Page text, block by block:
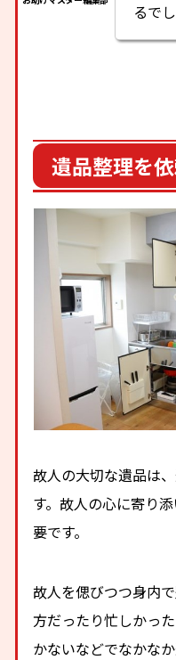
るで
遺品整理を
故人の大切な遺品は
す。故人の心に寄り
要です。
故人を偲びつつ身内
方だったり忙しかっ
かないなどでなかな